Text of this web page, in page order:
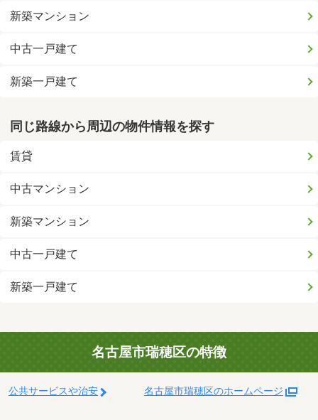
新築マンション
中古一戸建て
新築一戸建て
同じ路線から周辺の物件情報を探す
賃貸
中古マンション
新築マンション
中古一戸建て
新築一戸建て
名古屋市瑞穂区の特徴
公共サービスや治安 名古屋市瑞穂区のホームページ